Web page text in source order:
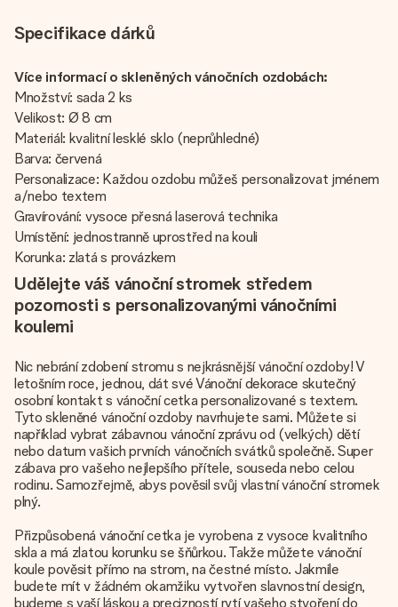
Specifikace dárků
Více informací o skleněných vánočních ozdobách:
Množství: sada 2 ks
Velikost: Ø 8 cm
Materiál: kvalitní lesklé sklo (neprůhledné)
Barva: červená
Personalizace: Každou ozdobu můžeš personalizovat jménem
a/nebo textem
Gravírování: vysoce přesná laserová technika
Umístění: jednostranně uprostřed na kouli
Korunka: zlatá s provázkem
Udělejte váš vánoční stromek středem
pozornosti s personalizovanými vánočními
koulemi
Nic nebrání zdobení stromu s nejkrásnější vánoční ozdoby! V
letošním roce, jednou, dát své Vánoční dekorace skutečný
osobní kontakt s vánoční cetka personalizované s textem.
Tyto skleněné vánoční ozdoby navrhujete sami. Můžete si
například vybrat zábavnou vánoční zprávu od (velkých) dětí
nebo datum vašich prvních vánočních svátků společně. Super
zábava pro vašeho nejlepšího přítele, souseda nebo celou
rodinu. Samozřejmě, abys pověsil svůj vlastní vánoční stromek
plný.
Přizpůsobená vánoční cetka je vyrobena z vysoce kvalitního
skla a má zlatou korunku se šňůrkou. Takže můžete vánoční
koule pověsit přímo na strom, na čestné místo. Jakmile
budete mít v žádném okamžiku vytvořen slavnostní design,
budeme s vaší láskou a precizností rytí vašeho stvoření do